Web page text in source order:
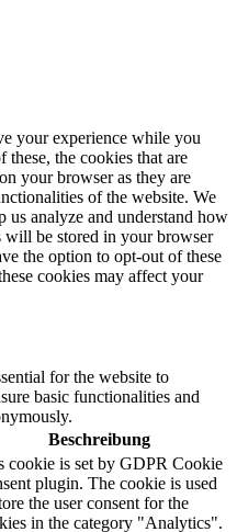
your experience while you
the cookies that are
your browser as they are
of the website. We
us analyze and understand how
will be stored in your browser
the option to opt-out of these
cookies may affect your
for the website to
basic functionalities and
Beschreibung
cookie is set by GDPR Cookie
plugin. The cookie is used
the user consent for the
in the category "Analytics".